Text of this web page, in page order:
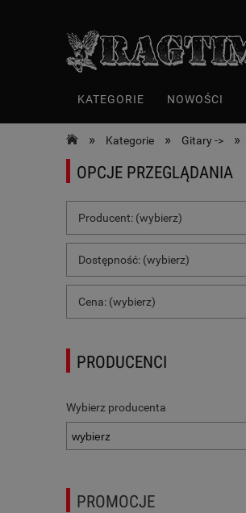
KATEGORIE NOWOŚCI
» Kategorie » Gitary -> »
OPCJE PRZEGLĄDANIA
Producent: (wybierz)
Dostępność: (wybierz)
Cena: (wybierz)
PRODUCENCI
Wybierz producenta
PROMOCJE